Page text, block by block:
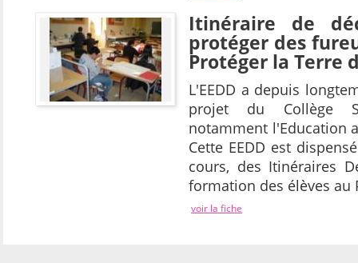
Itinéraire de
protéger des
Protéger la Terre
L'EEDD a depuis
projet du Collège
notamment l'Education
Cette EEDD est
cours, des Itinéraires
formation des élèves au
voir la fiche